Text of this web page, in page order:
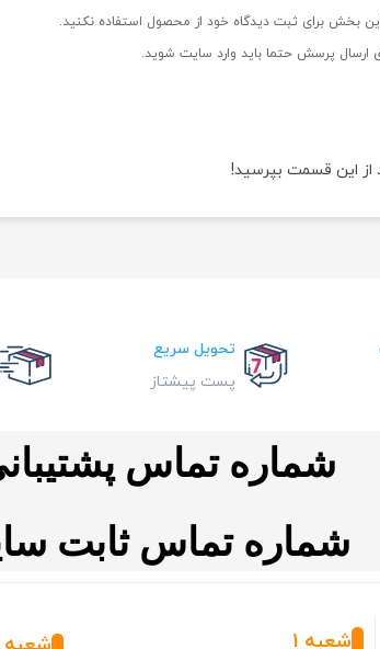
این بخش برای ثبت دیدگاه خود از محصول استفاده نکنید.
ارسال پرسش حتما باید وارد سایت شوید.
از این قسمت بپرسید!
تحویل سریع
پست پیشتاز
شماره تماس پشتیبانی :
شماره تماس ثابت سایت :
شعبه 1